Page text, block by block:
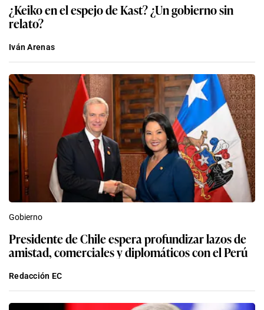
¿Keiko en el espejo de Kast? ¿Un gobierno sin
relato?
Iván Arenas
Gobierno
Presidente de Chile espera profundizar lazos de
amistad, comerciales y diplomáticos con el Perú
Redacción EC